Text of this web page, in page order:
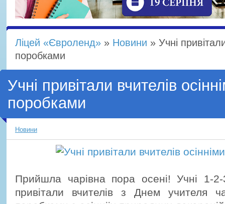
Ліцей «Євроленд» » Новини » Учні
поробками
Учні привітали вчителів
поробками
Новини
Прийшла чарівна пора осені! Учні 1-2-
привітали вчителів з Днем учителя